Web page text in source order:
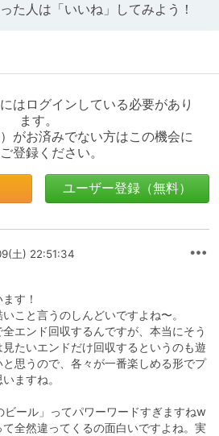
た人は「いいね」してみよう！
はログインしている必要があり
ます。
がお済みでない方はこの機会に
登録ください。
ユーザー登録（無料）
土) 22:51:34
す！
こと言うのしんどいですよね〜。
エンド回収するんですが、本当にそう
たいエンドだけ回収するというのも遊
思うので、各々が一番楽しめる形でプ
ますね。
ビール」ってパワーワードすぎますねw
全然違ってくるの面白いですよね。実